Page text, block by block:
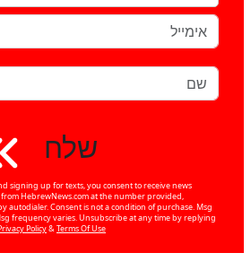
שלח
signing up for texts, you consent to receive news
HebrewNews.com at the number provided,
autodialer. Consent is not a condition of purchase. Msg
frequency varies. Unsubscribe at any time by replying
Policy& Terms Of Use